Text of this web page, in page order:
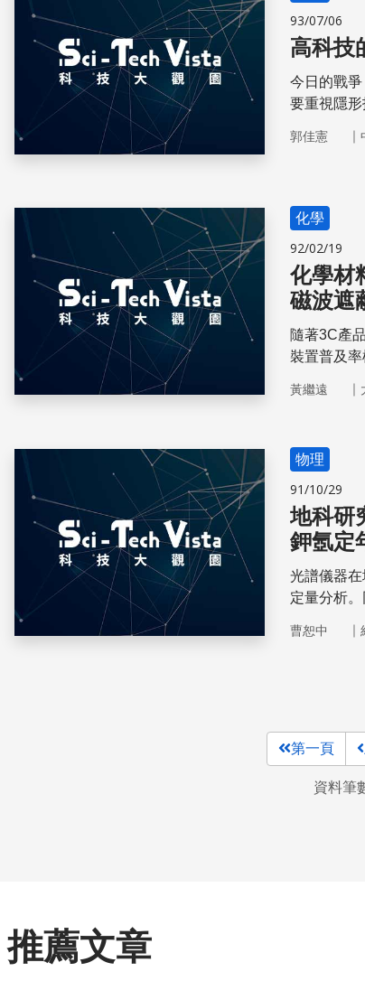
93/07/06
高科技
今日的戰
要重視隱
郭佳憲 ｜
化學
92/02/19
化學材料
磁波遮
隨著3C產
裝置普及
黃繼遠 ｜
物理
91/10/29
地科研
鉀氬定
光譜儀器
定量分析
曹恕中 ｜
第一頁
資料筆
推薦文章